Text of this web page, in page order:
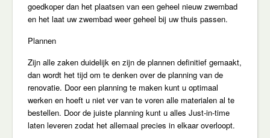
goedkoper dan het plaatsen van een geheel nieuw zwembad
en het laat uw zwembad weer geheel bij uw thuis passen.
Plannen
Zijn alle zaken duidelijk en zijn de plannen definitief gemaakt,
dan wordt het tijd om te denken over de planning van de
renovatie. Door een planning te maken kunt u optimaal
werken en hoeft u niet ver van te voren alle materialen al te
bestellen. Door de juiste planning kunt u alles Just-in-time
laten leveren zodat het allemaal precies in elkaar overloopt.